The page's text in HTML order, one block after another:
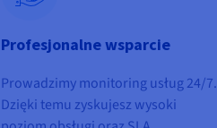
Profesjonalne wsparcie
Prowadzimy monitoring usług 24/7.
Dzięki temu zyskujesz wysoki